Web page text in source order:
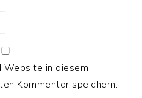
Website in diesem
Kommentar speichern.